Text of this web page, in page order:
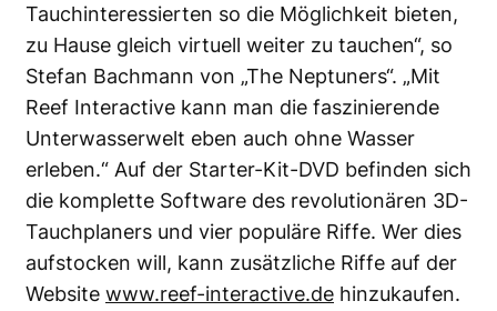
Tauchinteressierten so die Möglichkeit bieten,
zu Hause gleich virtuell weiter zu tauchen“, so
Stefan Bachmann von „The Neptuners“. „Mit
Reef Interactive kann man die faszinierende
Unterwasserwelt eben auch ohne Wasser
erleben.“ Auf der Starter-Kit-DVD befinden sich
die komplette Software des revolutionären 3D-
Tauchplaners und vier populäre Riffe. Wer dies
aufstocken will, kann zusätzliche Riffe auf der
Website www.reef-interactive.de hinzukaufen.